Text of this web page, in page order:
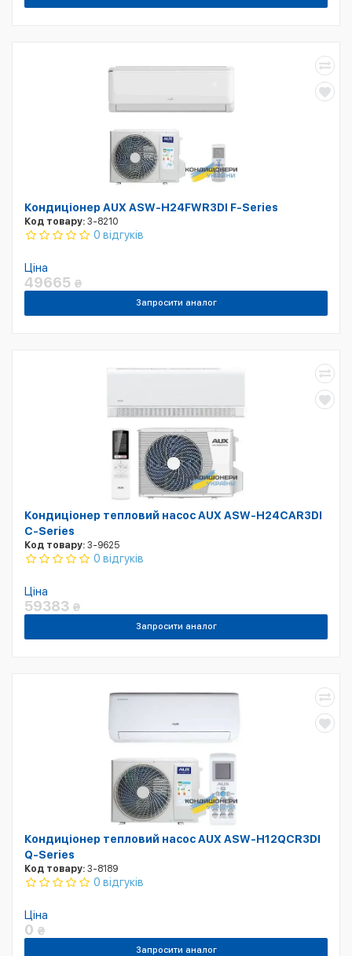
Кондиціонер AUX ASW-H24FWR3DI F-Series
Код товару: 3-8210
0 відгуків
Ціна
49665 ₴
Запросити аналог
Кондиціонер тепловий насос AUX ASW-H24CAR3DI
C-Series
Код товару: 3-9625
0 відгуків
Ціна
59383 ₴
Запросити аналог
Кондиціонер тепловий насос AUX ASW-H12QCR3DI
Q-Series
Код товару: 3-8189
0 відгуків
Ціна
0 ₴
Запросити аналог